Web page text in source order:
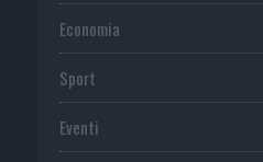
Economia
Sport
Eventi